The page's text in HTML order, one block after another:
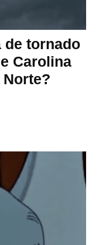
de tornado
Carolina